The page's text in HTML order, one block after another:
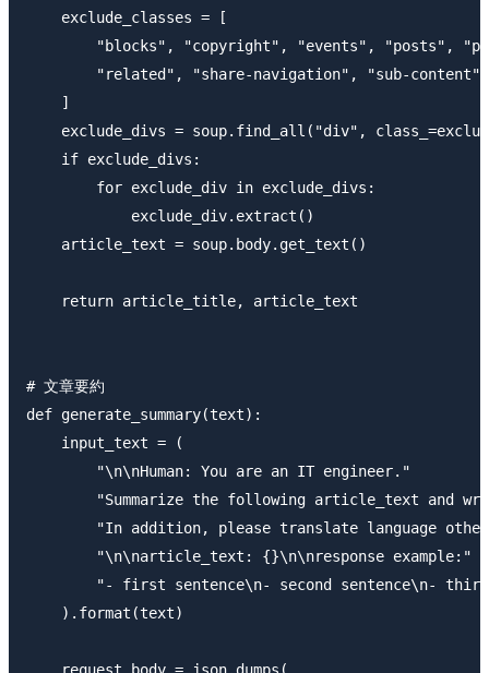
    exclude_classes = [
"blocks", "copyright", "events", "posts",
        "related", "share-navigation", "sub-content"
    ]
exclude_divs = soup.find_all("div",
    if exclude_divs:
        for exclude_div in exclude_divs:
            exclude_div.extract()
    article_text = soup.body.get_text()
    return article_title, article_text
# 文章要約
def generate_summary(text):
    input_text = (
        "\n\nHuman: You are an IT engineer."
"Summarize the following article_text and
"In addition, please translate language
        "\n\narticle_text: {}\n\nresponse example:"
"- first sentence\n- second sentence\n-
    ).format(text)